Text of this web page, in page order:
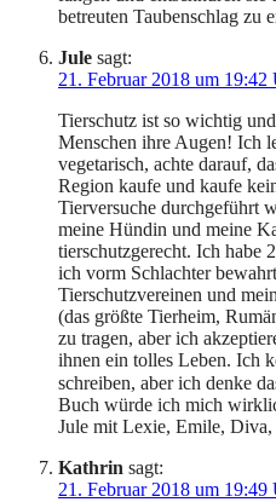
betreuten Taubenschlag zu
Jule sagt:
21. Februar 2018 um 19:42
Tierschutz ist so wichtig
Menschen ihre Augen! Ich
vegetarisch, achte darauf,
Region kaufe und kaufe
Tierversuche durchgeführt
meine Hündin und meine
tierschutzgerecht. Ich habe
ich vorm Schlachter
Tierschutzvereinen und
(das größte Tierheim,
zu tragen, aber ich
ihnen ein tolles Leben. Ich
schreiben, aber ich denke
Buch würde ich mich
Jule mit Lexie, Emile,
Kathrin sagt:
21. Februar 2018 um 19:49